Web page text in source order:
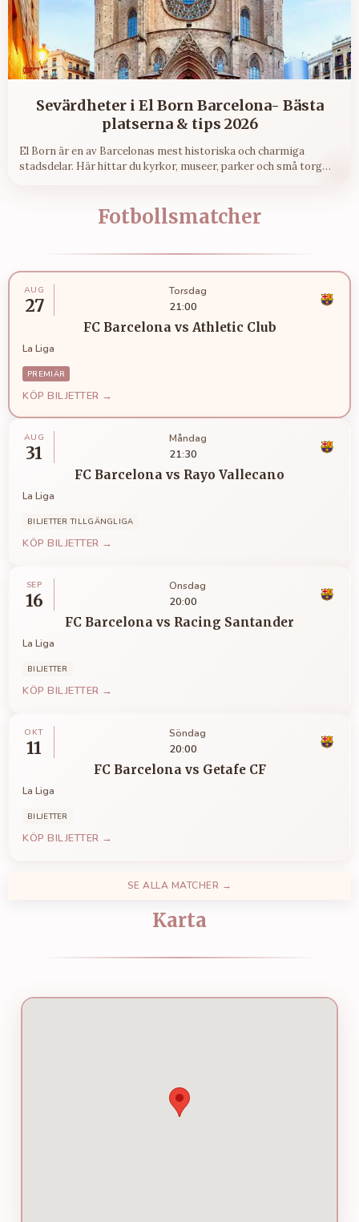
Sevärdheter i El Born Barcelona- Bästa
platserna & tips 2026
El Born är en av Barcelonas mest historiska och charmiga
stadsdelar. Här hittar du kyrkor, museer, parker och små torg
Fotbollsmatcher
AUG
27
Torsdag
21:00
FC Barcelonavs Athletic Club
La Liga
PREMIÄR
KÖP BILJETTER →
AUG
31
Måndag
21:30
FC Barcelona vs Rayo Vallecano
La Liga
BILJETTER TILLGÄNGLIGA
KÖP BILJETTER →
SEP
16
Onsdag
20:00
FC Barcelona vs Racing Santander
La Liga
BILJETTER
KÖP BILJETTER →
OKT
11
Söndag
20:00
FC Barcelonavs Getafe CF
La Liga
BILJETTER
KÖP BILJETTER →
SE ALLA MATCHER →
Karta